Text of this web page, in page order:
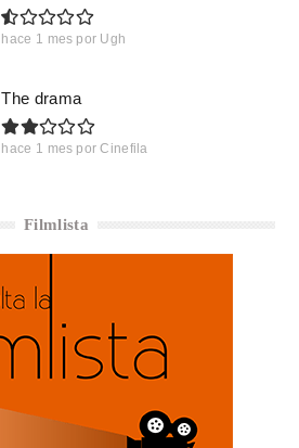
hace 1 mes por Ugh
The drama
hace 1 mes por Cinefila
Filmlista